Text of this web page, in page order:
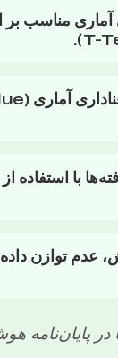
مناسب
با استفاده
عدم توازن
در